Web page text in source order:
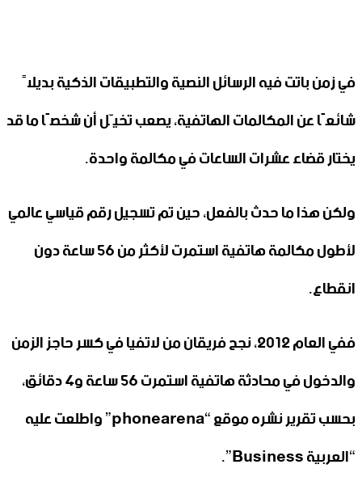
في زمن باتت فيه الرسائل النصية والتطبيقات الذكية بديلاً
شائعًا عن المكالمات الهاتفية، يصعب تخيّل أن شخصًا ما قد
يختار قضاء عشرات الساعات في مكالمة واحدة.
ولكن هذا ما حدث بالفعل، حين تم تسجيل رقم قياسي عالمي
لأطول مكالمة هاتفية استمرت لأكثر من 56 ساعة دون
انقطاع.
ففي العام 2012، نجح فريقان من لاتفيا في كسر حاجز الزمن
والدخول في محادثة هاتفية استمرت 56 ساعة و4 دقائق،
بحسب تقرير نشره موقع “phonearena” واطلعت عليه
“العربية Business”.